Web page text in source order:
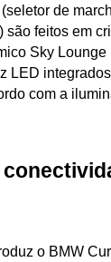
de
são feitos em
Sky
LED
com a
o BMW